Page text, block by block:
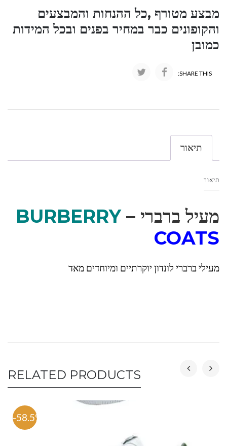
מבצע מטורף ,כל ההנחות והמבצעים
והקופונים כבר במחיר בפנים ובכל המידות
כמובן
SHARE THIS:
תיאור
תיאור
מעיל ברברי –BURBERRY
COATS
מעילי ברברי לונדון יוקרתיים ומיוחדים מאד
RELATED PRODUCTS
-58.5%